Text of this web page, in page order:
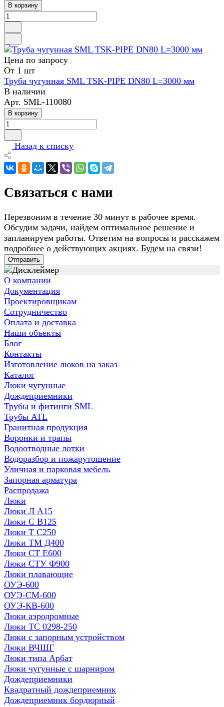
В корзину
Цена по запросу
От 1 шт
Труба чугунная SML TSK-PIPE DN80 L=3000 мм
В наличии
Арт. SML-110080
В корзину
Назад к списку
Связаться с нами
Перезвоним в течение 30 минут в рабочее время.
Обсудим задачи, найдем оптимальное решение и
запланируем работы. Ответим на вопросы и расскажем
подробнее о действующих акциях. Будем на связи!
Отправить
О компании
Документация
Проектировщикам
Сотрудничество
Оплата и доставка
Наши объекты
Блог
Контакты
Изготовление люков на заказ
Каталог
Люки чугунные
Дождеприемники
Трубы и фитинги SML
Трубы ATL
Гранитная продукция
Воронки и трапы
Водоотводные лотки
Водоразбор и пожарутошение
Уличная и парковая мебель
Запорная арматура
Распродажа
Люки
Люки Л А15
Люки С В125
Люки Т С250
Люки ТМ Д400
Люки СТ Е600
Люки СТУ Ф900
Люки плавающие
ОУЭ-600
ОУЭ-СМ-600
ОУЭ-КВ-600
Люки аэродромные
Люки ТС 0298-250
Люки с запорным устройством
Люки ВЧШГ
Люки типа Арбат
Люки чугунные с шарниром
Дождеприемники
Квадратный дождеприемник
Дождеприемник бордюрный